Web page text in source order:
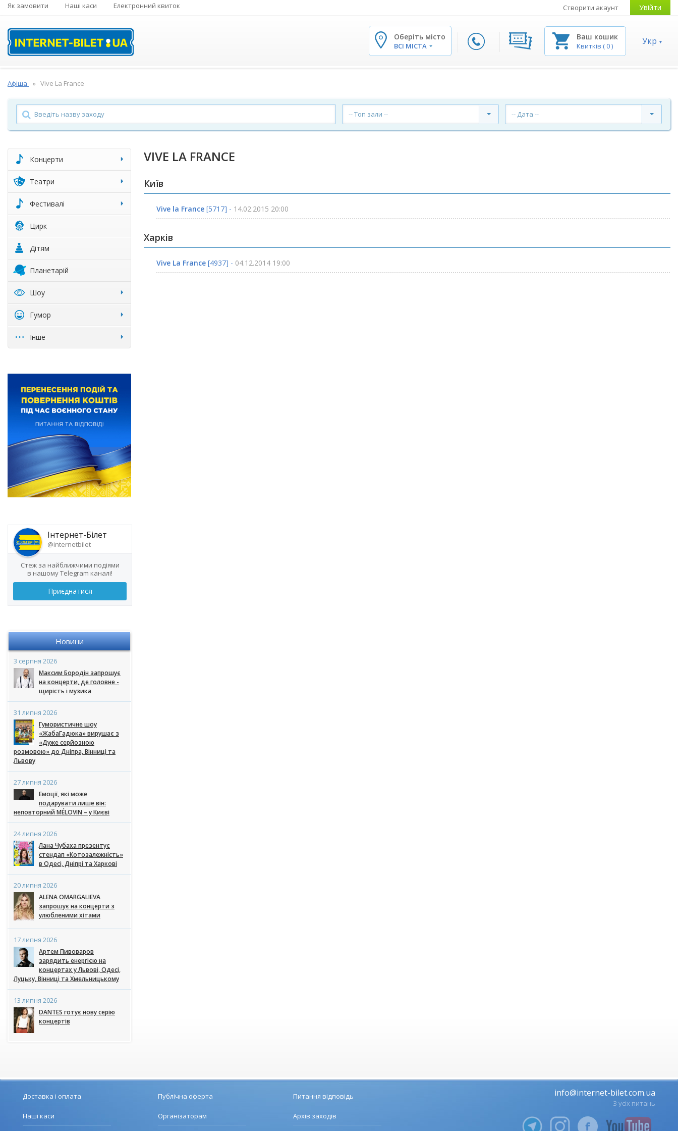
Як замовити Наші каси Електронний квиток Створити акаунт Увійти
Оберіть місто
ВСІ МІСТА
Ваш кошик
Квитків (0) Укр
Афіша Vive La France
-- Топ зали -- -- Дата --
Концерти
Театри
Фестивалі
Цирк
Дітям
Планетарій
Шоу
Гумор
Інше
Інтернет-Білет
@internetbilet
Стеж за найближчими подіями
в нашому Telegram каналі!
Приєднатися
Новини
3 серпня 2026
Максим Бородін запрошує
на концерти, де головне -
щирість і музика
31 липня 2026
Гумористичне шоу
«ЖабаГадюка» вирушає з
«Дуже серйозною
розмовою» до Дніпра, Вінниці та
Львову
27 липня 2026
Емоції, які може
подарувати лише він:
неповторний MÉLOVIN – у Києві
24 липня 2026
Лана Чубаха презентує
стендап «Котозалежність»
в Одесі, Дніпрі та Харкові
20 липня 2026
ALENA OMARGALIEVA
запрошує на концерти з
улюбленими хітами
17 липня 2026
Артем Пивоваров
зарядить енергією на
концертах у Львові, Одесі,
Луцьку, Вінниці та Хмельницькому
13 липня 2026
DANTES готує нову серію
концертів
VIVE LA FRANCE
Київ
Vive la France [5717] - 14.02.2015 20:00
Харків
Vive La France [4937] - 04.12.2014 19:00
Доставка і оплата
Наші каси
Публічна оферта
Організаторам
Питання відповідь
Архів заходів
info@internet-bilet.com.ua
З усіх питань